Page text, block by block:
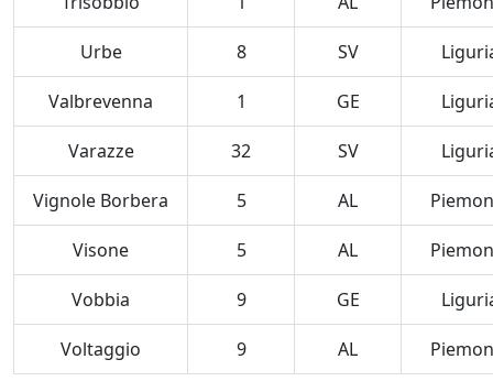
Urbe 8 SV
Valbrevenna 1 GE
Varazze 32 SV
Vignole Borbera 5 AL
Visone 5 AL
Vobbia 9 GE
Voltaggio 9 AL